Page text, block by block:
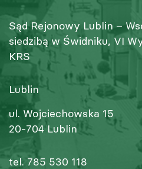
Sąd Rejonowy Lublin –
siedzibą w Świdniku, VI
KRS
Lublin
ul. Wojciechowska 15
20-704 Lublin
tel. 785 530 118